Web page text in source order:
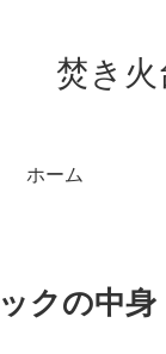
焚き
ホーム
クの中